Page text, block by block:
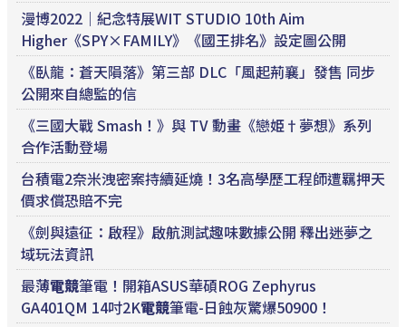
漫博2022｜紀念特展WIT STUDIO 10th Aim
Higher《SPY×FAMILY》《國王排名》設定圖公開
《臥龍：蒼天隕落》第三部 DLC「風起荊襄」發售 同步
公開來自總監的信
《三國大戰 Smash！》與 TV 動畫《戀姫†夢想》系列
合作活動登場
台積電2奈米洩密案持續延燒！3名高學歷工程師遭羈押天
價求償恐賠不完
《劍與遠征：啟程》啟航測試趣味數據公開 釋出迷夢之
域玩法資訊
最薄電競筆電！開箱ASUS華碩ROG Zephyrus
GA401QM 14吋2K電競筆電-日蝕灰驚爆50900！